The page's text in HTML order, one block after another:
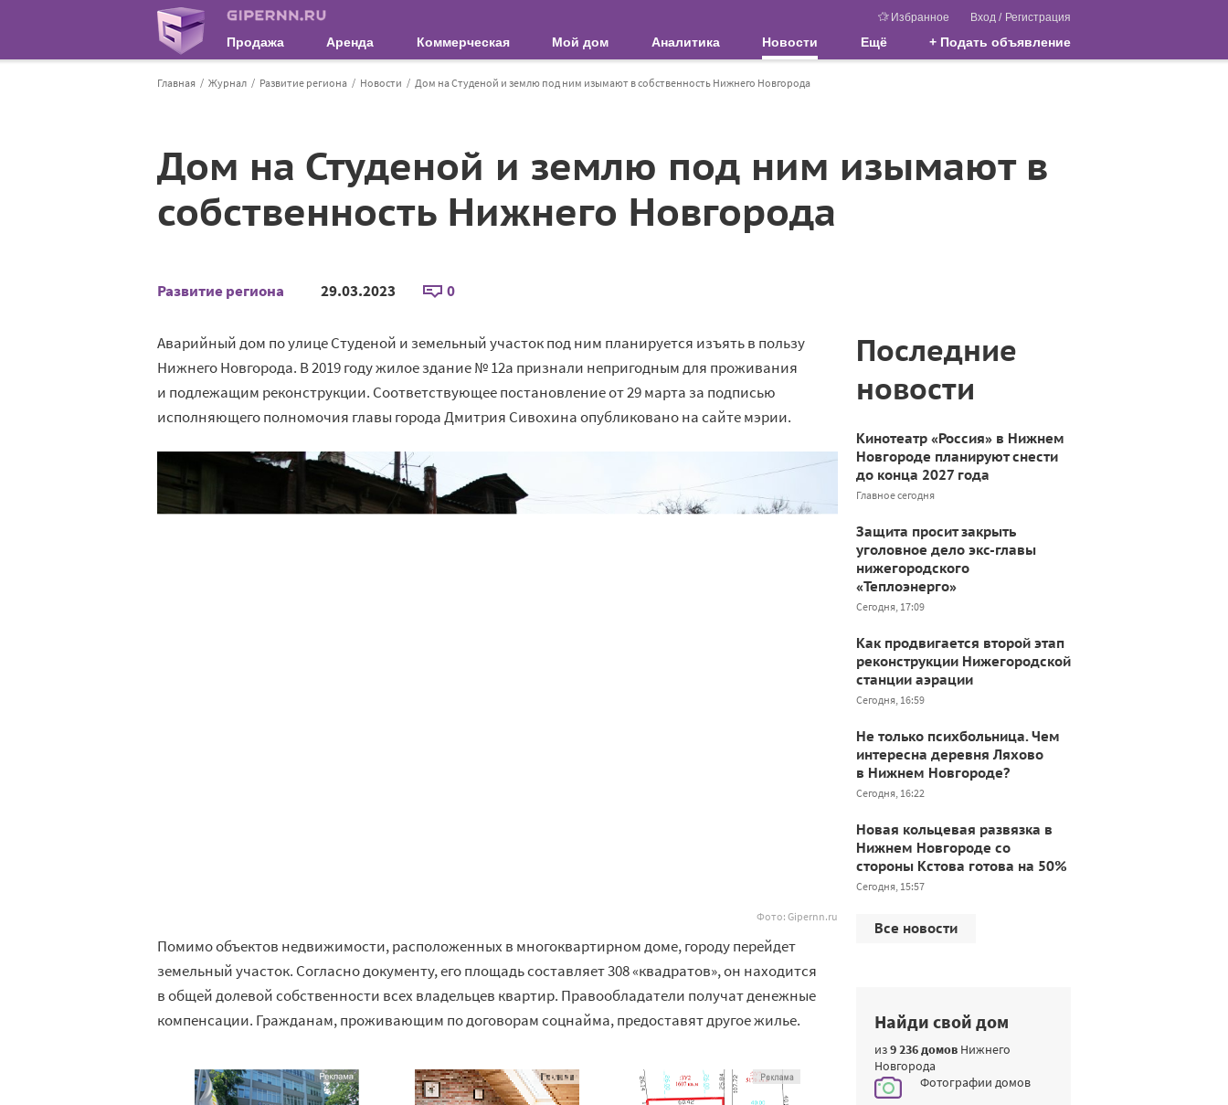
Избранное Вход / Регистрация
Продажа Аренда Коммерческая Мой дом Аналитика Новости Ещё + Подать объявление
Главная Журнал Развитие региона Новости Дом на Студеной и землю под ним изымают в собственность Нижнего Новгорода
Дом на Студеной и землю под ним изымают в
собственность Нижнего Новгорода
Развитие региона 29.03.2023 0
Аварийный дом по улице Студеной и земельный участок под ним планируется изъять в пользу
Нижнего Новгорода. В 2019 году жилое здание № 12а признали непригодным для проживания
и подлежащим реконструкции. Соответствующее постановление от 29 марта за подписью
исполняющего полномочия главы города Дмитрия Сивохина опубликовано на сайте мэрии.
Фото: Gipernn.ru
Помимо объектов недвижимости, расположенных в многоквартирном доме, городу перейдет
земельный участок. Согласно документу, его площадь составляет 308 «квадратов», он находится
в общей долевой собственности всех владельцев квартир. Правообладатели получат денежные
компенсации. Гражданам, проживающим по договорам соцнайма, предоставят другое жилье.
Последние
новости
Кинотеатр «Россия» в Нижнем
Новгороде планируют снести
до конца 2027 года
Главное сегодня
Защита просит закрыть
уголовное дело экс-главы
нижегородского
«Теплоэнерго»
Сегодня, 17:09
Как продвигается второй этап
реконструкции Нижегородской
станции аэрации
Сегодня, 16:59
Не только психбольница. Чем
интересна деревня Ляхово
в Нижнем Новгороде?
Сегодня, 16:22
Новая кольцевая развязка в
Нижнем Новгороде со
стороны Кстова готова на 50%
Сегодня, 15:57
Все новости
Найди свой дом
из9 236 домов Нижнего
Новгорода
Фотографии домов